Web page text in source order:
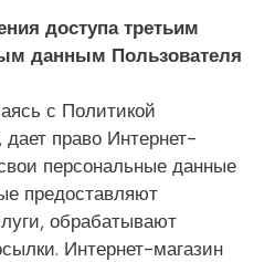
доступа третьим
данным Пользователя
с Политикой
право Интернет-
персональные данные
предоставляют
обрабатывают
Интернет-магазин